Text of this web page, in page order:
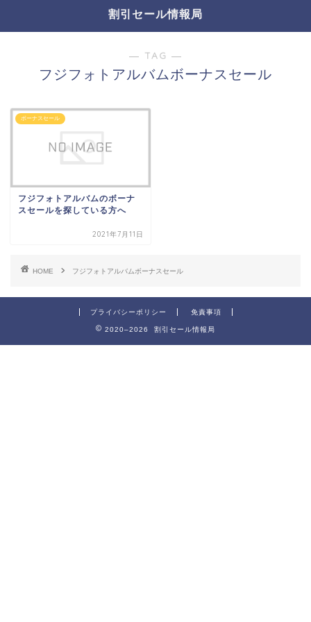
割引セール情報局
― TAG ―
フジフォトアルバムボーナスセール
ボーナスセール
フジフォトアルバムのボーナ
スセールを探している方へ
2021年7月11日
HOME フジフォトアルバムボーナスセール
プライバシーポリシー 免責事項
2020–2026 割引セール情報局